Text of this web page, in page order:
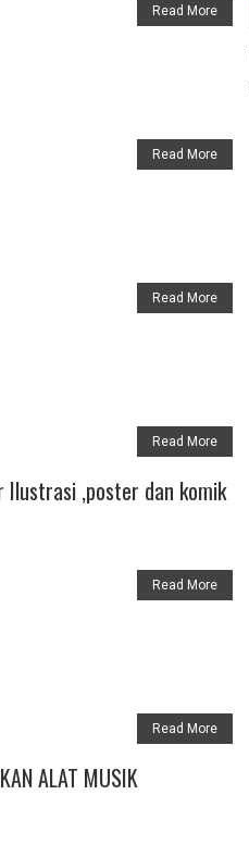
Read More
Read More
Read More
Read More
Ilustrasi ,poster dan komik
Read More
Read More
ALAT MUSIK